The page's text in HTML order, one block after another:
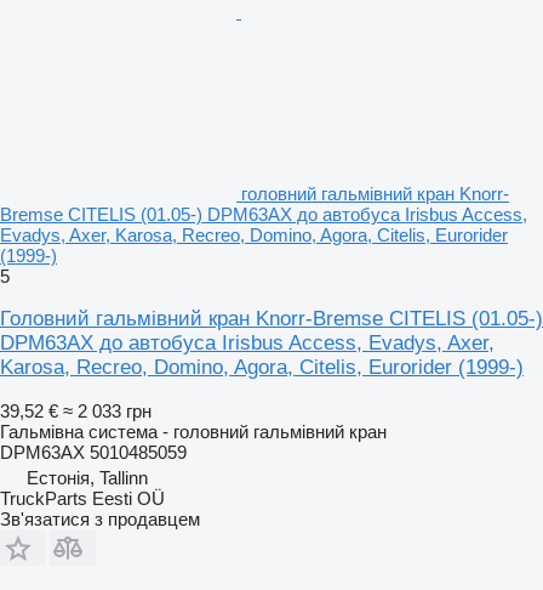
головний гальмівний кран Knorr-
Bremse CITELIS (01.05-) DPM63AX до автобуса Irisbus Access,
Evadys, Axer, Karosa, Recreo, Domino, Agora, Citelis, Eurorider
(1999-)
5
Головний гальмівний кран Knorr-Bremse CITELIS (01.05-)
DPM63AX до автобуса Irisbus Access, Evadys, Axer,
Karosa, Recreo, Domino, Agora, Citelis, Eurorider (1999-)
39,52 € ≈ 2 033 грн
Гальмівна система - головний гальмівний кран
DPM63AX 5010485059
Естонія, Tallinn
TruckParts Eesti OÜ
Зв'язатися з продавцем